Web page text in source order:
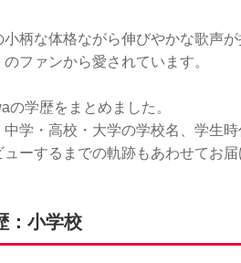
柄な体格ながら伸びやかな歌声
ファンから愛されています。
の学歴をまとめました。
中学・高校・大学の学校名、学生
ーするまでの軌跡もあわせてお届
：小学校